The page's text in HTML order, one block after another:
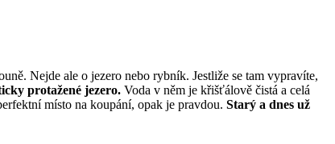
Nejde ale o jezero nebo rybník. Jestliže se tam vypravíte,
protažené jezero. Voda v něm je křišťálově čistá a celá
místo na koupání, opak je pravdou. Starý a dnes už